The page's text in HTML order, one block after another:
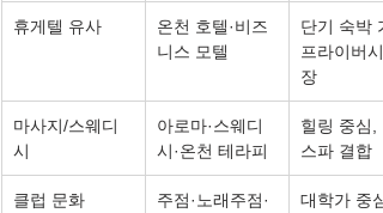
휴게텔 유사
온천 호텔·비즈
니스 모텔
단기 숙박
프라이버시
장
마사지/스웨디
시
아로마·스웨디
시·온천 테라피
힐링 중심,
스파 결합
클럽 문화
주점·노래주점·
대학가 중